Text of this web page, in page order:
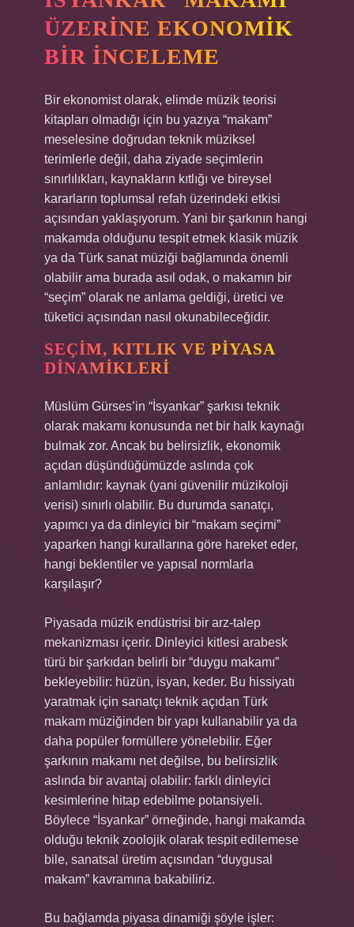
ÜZERINE EKONOMIK
BIR İNCELEME
Bir ekonomist olarak, elimde müzik teorisi
kitapları olmadığı için bu yazıya “makam”
meselesine doğrudan teknik müziksel
terimlerle değil, daha ziyade seçimlerin
sınırlılıkları, kaynakların kıtlığı ve bireysel
kararların toplumsal refah üzerindeki etkisi
açısından yaklaşıyorum. Yani bir şarkının hangi
makamda olduğunu tespit etmek klasik müzik
ya da Türk sanat müziği bağlamında önemli
olabilir ama burada asıl odak, o makamın bir
“seçim” olarak ne anlama geldiği, üretici ve
tüketici açısından nasıl okunabileceğidir.
SEÇIM, KITLIK VE PIYASA
DINAMIKLERI
Müslüm Gürses’in “İsyankar” şarkısı teknik
olarak makamı konusunda net bir halk kaynağı
bulmak zor. Ancak bu belirsizlik, ekonomik
açıdan düşündüğümüzde aslında çok
anlamlıdır: kaynak (yani güvenilir müzikoloji
verisi) sınırlı olabilir. Bu durumda sanatçı,
yapımcı ya da dinleyici bir “makam seçimi”
yaparken hangi kurallarına göre hareket eder,
hangi beklentiler ve yapısal normlarla
karşılaşır?
Piyasada müzik endüstrisi bir arz‑talep
mekanizması içerir. Dinleyici kitlesi arabesk
türü bir şarkıdan belirli bir “duygu makamı”
bekleyebilir: hüzün, isyan, keder. Bu hissiyatı
yaratmak için sanatçı teknik açıdan Türk
makam müziğinden bir yapı kullanabilir ya da
daha popüler formüllere yönelebilir. Eğer
şarkının makamı net değilse, bu belirsizlik
aslında bir avantaj olabilir: farklı dinleyici
kesimlerine hitap edebilme potansiyeli.
Böylece “İsyankar” örneğinde, hangi makamda
olduğu teknik zoolojik olarak tespit edilemese
bile, sanatsal üretim açısından “duygusal
makam” kavramına bakabiliriz.
Bu bağlamda piyasa dinamiği şöyle işler: